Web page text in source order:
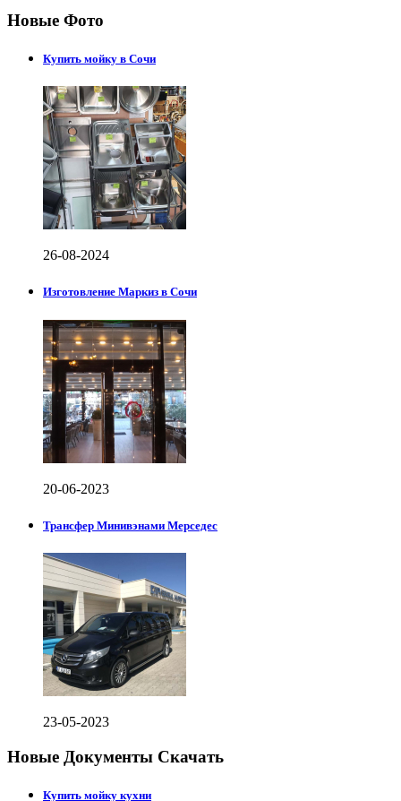
Новые Фото
Купить мойку в Сочи
26-08-2024
Изготовление Маркиз в Сочи
20-06-2023
Трансфер Минивэнами Мерседес
23-05-2023
Новые Документы Скачать
Купить мойку кухни